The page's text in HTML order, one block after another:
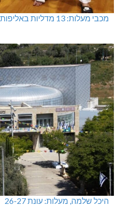
מכבי מעלות: 13 מדליות באליפות ישראל
היכל שלמה, מעלות: עונת 26-27